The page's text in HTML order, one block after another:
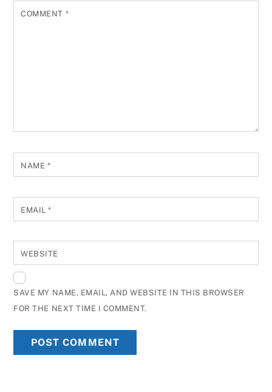
COMMENT *
NAME *
EMAIL*
WEBSITE
SAVE MY NAME, EMAIL, AND WEBSITE IN THIS BROWSER
FOR THE NEXT TIME I COMMENT.